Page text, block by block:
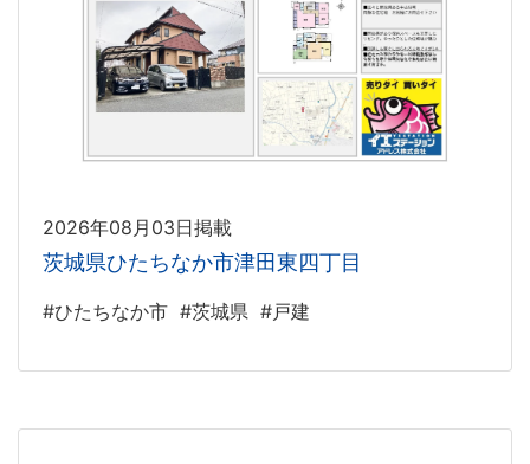
2026年08月03日掲載
茨城県ひたちなか市津田東四丁目
#ひたちなか市 #茨城県 #戸建